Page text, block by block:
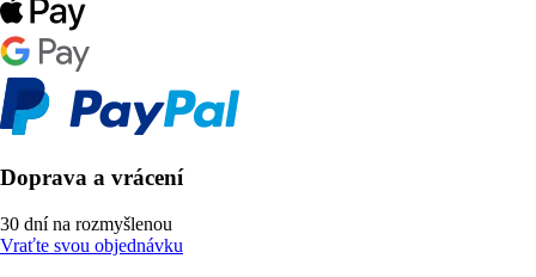
Doprava a vrácení
30 dní na rozmyšlenou
Vraťte svou objednávku